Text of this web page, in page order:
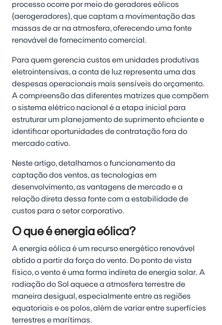
processo ocorre por meio de geradores eólicos
(aerogeradores), que captam a movimentação das
massas de ar na atmosfera, oferecendo uma fonte
renovável de fornecimento comercial.
Para quem gerencia custos em unidades produtivas
eletrointensivas, a conta de luz representa uma das
despesas operacionais mais sensíveis do orçamento.
A compreensão das diferentes matrizes que compõem
o sistema elétrico nacional é a etapa inicial para
estruturar um planejamento de suprimento eficiente e
identificar oportunidades de contratação fora do
mercado cativo.
Neste artigo, detalhamos o funcionamento da
captação dos ventos, as tecnologias em
desenvolvimento, as vantagens de mercado e a
relação direta dessa fonte com a estabilidade de
custos para o setor corporativo.
O que é energia eólica?
A energia eólica é um recurso energético renovável
obtido a partir da força do vento. Do ponto de vista
físico, o vento é uma forma indireta de energia solar. A
radiação do Sol aquece a atmosfera terrestre de
maneira desigual, especialmente entre as regiões
equatoriais e os polos, além de variar entre superfícies
terrestres e marítimas.